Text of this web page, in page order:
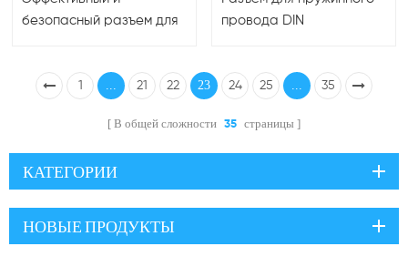
безопасный разъем для
провода DIN
1 ... 21 22 23 24 25 ... 35
В общей сложности 35 страницы
КАТЕГОРИИ
НОВЫЕ ПРОДУКТЫ